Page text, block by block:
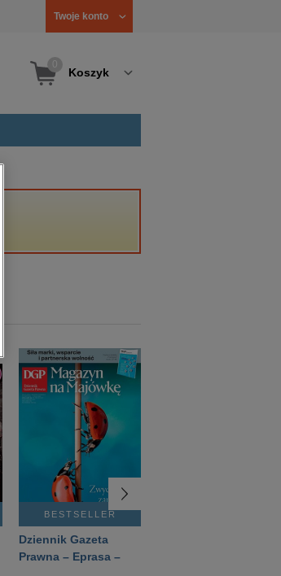
Twoje konto
Koszyk
BESTSELLER
Dziennik Gazeta
Prawna – Eprasa –